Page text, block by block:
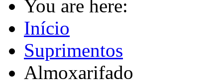
You are here:
Início
Suprimentos
Almoxarifado